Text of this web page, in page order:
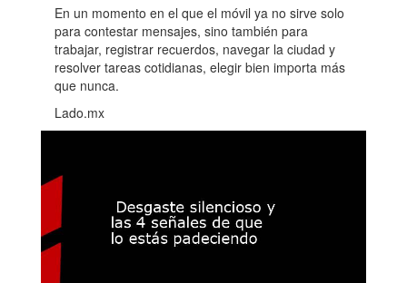
En un momento en el que el móvil ya no sirve solo
para contestar mensajes, sino también para
trabajar, registrar recuerdos, navegar la ciudad y
resolver tareas cotidianas, elegir bien importa más
que nunca.
Lado.mx